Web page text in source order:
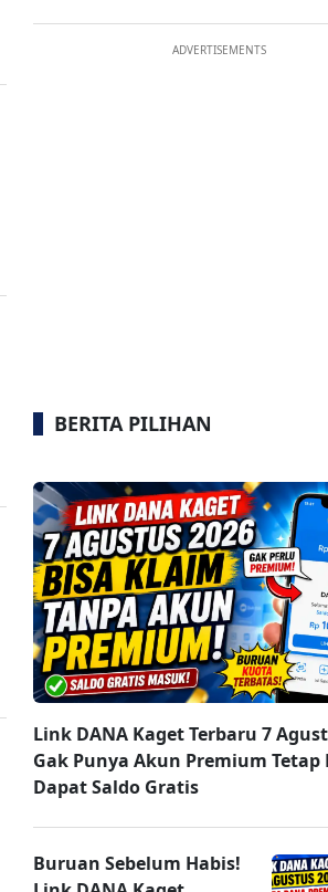
ADVERTISEMENTS
BERITA PILIHAN
Link DANA Kaget Terbaru 7
Gak Punya Akun Premium Tetap
Dapat Saldo Gratis
Buruan Sebelum Habis!